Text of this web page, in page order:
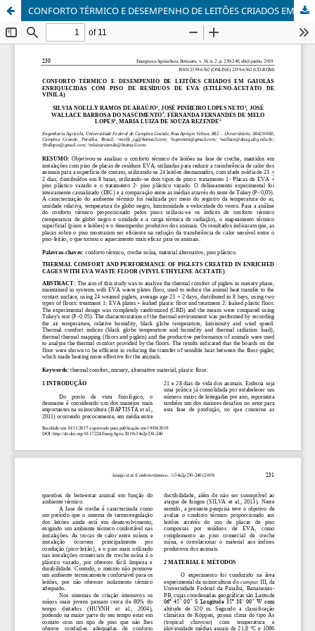
CONFORTO TÉRMICO E DESEMPENHO DE LEITÕES CRIADOS EM GAIOLAS ENRIQUECIDAS COM PISO DE RESÍDUOS DE EVA (ETILENO-ACETATO DE VINILA)